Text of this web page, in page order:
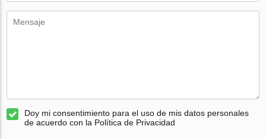
Doy mi consentimiento para el uso de mis datos personales
de acuerdo con la Política de Privacidad